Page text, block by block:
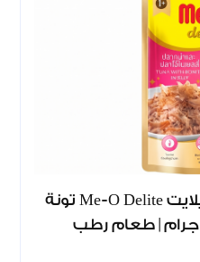
اكل قطط رطب مي او ديلايت Me-O Delite تونة
مع بونيتو في الجيلي 70 جرام | طعام رطب